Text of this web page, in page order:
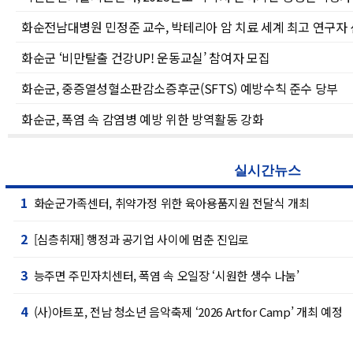
화순전남대병원 민정준 교수, 박테리아 암 치료 세계 최고 연구자
화순군 ‘비만탈출 건강UP! 운동교실’ 참여자 모집
화순군, 중증열성혈소판감소증후군(SFTS) 예방수칙 준수 당부
화순군, 폭염 속 감염병 예방 위한 방역활동 강화
실시간뉴스
1 화순군가족센터, 취약가정 위한 육아용품지원 전달식 개최
2 [심층취재] 행정과 공기업 사이에 멈춘 진입로
3 능주면 주민자치센터, 폭염 속 오일장 ‘시원한 생수 나눔’
4 (사)아트포, 전남 청소년 음악축제 ‘2026 Artfor Camp’ 개최 예정